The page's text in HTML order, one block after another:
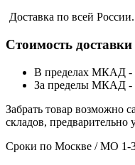
Доставка по всей России.
Стоимость
В пределах МКАД -
За пределы МКАД -
Забрать товар возможно
складов, предварительно
Сроки по Москве / МО 1-3